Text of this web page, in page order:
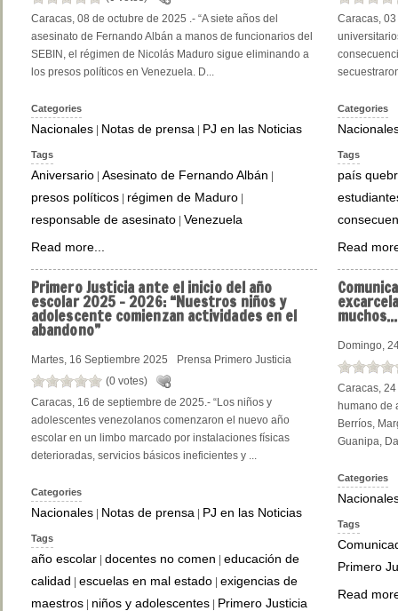
Caracas, 08 de octubre de 2025 .- “A siete años del
asesinato de Fernando Albán a manos de funcionarios del
SEBIN, el régimen de Nicolás Maduro sigue eliminando a
los presos políticos en Venezuela. D...
Categories
Nacionales Notas de prensa PJ en las Noticias
Tags
Aniversario Asesinato de Fernando Albán
presos políticos régimen de Maduro
responsable de asesinato Venezuela
Read more...
Caracas,
Categories
Tags
país
Read
PrimeroJusticia ante el inicio del año
escolar 2025 – 2026: “Nuestros niños y
adolescente comienzan actividades en el
abandono”
Martes, 16 Septiembre 2025
Prensa Primero Justicia
(0 votes)
Caracas, 16 de septiembre de 2025.- “Los niños y
adolescentes venezolanos comenzaron el nuevo año
escolar en un limbo marcado por instalaciones físicas
deterioradas, servicios básicos ineficientes y ...
Categories
Nacionales | Notas de prensa | PJ en las Noticias
Tags
año escolar | docentes no comen | educación de
calidad | escuelas en mal estado | exigencias de
maestros | niños y adolescentes | Primero Justicia
Domingo,
Caracas,
humano de
Berríos,
Guanipa,
Categories
Tags
Primero
Read